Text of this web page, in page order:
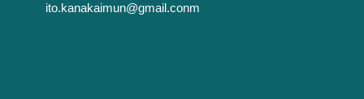
ito.kanakaimun@gmail.conm